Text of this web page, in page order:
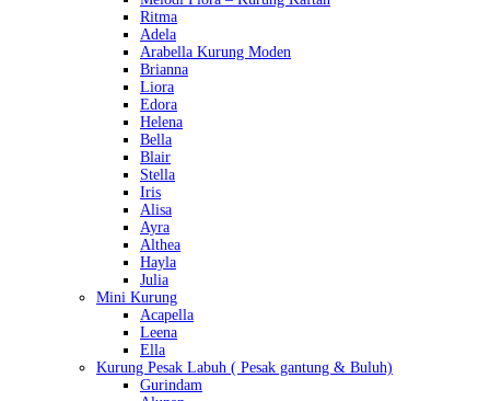
Ritma
Adela
Arabella Kurung Moden
Brianna
Liora
Edora
Helena
Bella
Blair
Stella
Iris
Alisa
Ayra
Althea
Hayla
Julia
Mini Kurung
Acapella
Leena
Ella
Kurung Pesak Labuh ( Pesak gantung & Buluh)
Gurindam